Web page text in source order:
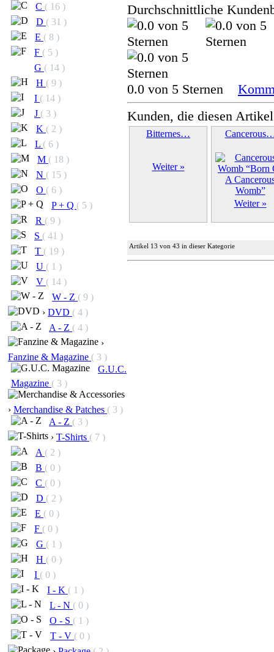
C ( 16 )
D ( 31 )
E ( 8 )
F ( 5 )
G ( 14 )
H ( 9 )
I ( 14 )
J ( 3 )
K ( 2 )
L ( 6 )
M ( 18 )
N ( 15 )
O ( 6 )
P + Q ( 5 )
R ( 9 )
S ( 41 )
T ( 19 )
U ( 1 )
V ( 14 )
W - Z ( 9 )
› DVD ( 4 )
A - Z ( 4 )
›
Fanzine & Magazine ( 3 )
G.U.C.
Magazine ( 3 )
› Merchandise & Patches ( 3 )
A - Z ( 3 )
› T-Shirts ( 7 )
A ( 2 )
B ( 0 )
C ( 0 )
D ( 2 )
E ( 0 )
F ( 0 )
G ( 1 )
H ( 0 )
I ( 0 )
I - K ( 1 )
L - N ( 0 )
O - S ( 1 )
T - V ( 0 )
Durchschnittliche
0.0 von 5 Sternen
Kunden, die diesen
Bitternes…
Weiter »
Weiter »
Artikel 13 von 43 in dieser Kategorie